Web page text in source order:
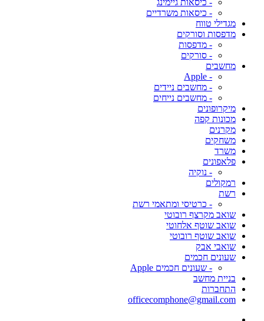
- כיסאות גיימינג
- כיסאות משרדיים
מגדילי טווח
מדפסות וסורקים
- מדפסות
- סורקים
מחשבים
- Apple
- מחשבים ניידים
- מחשבים נייחים
מיקרופונים
מכונות קפה
מקרנים
משחקים
משרד
פלאפונים
- נוקיה
רמקולים
רשת
- כרטיסי ומתאמי רשת
שואב מקרצף רובוטי
שואב שוטף אלחוטי
שואב שוטף רובוטי
שואבי אבק
שעונים חכמים
- שעונים חכמים Apple
בניית מחשב
התחברות
officecomphone@gmail.com